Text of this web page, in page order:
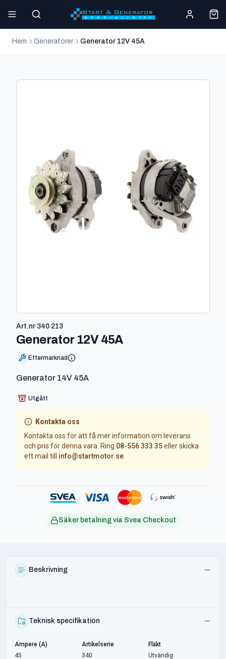
Hem Generatorer Generator 12V 45A
Art.nr 340 213
Generator 12V 45A-
Eftermarknad
Generator 14V 45A
Utgått
Kontakta oss
Kontakta oss för att få mer information om leverans
och pris för denna vara. Ring 08-556 333 35eller skicka
ett mail till
info@startmotor.se
Säker betalning via Svea Checkout
Beskrivning
Teknisk specifikation
Ampere (A)
45
Artikelserie
340
Fläkt
Utvändig